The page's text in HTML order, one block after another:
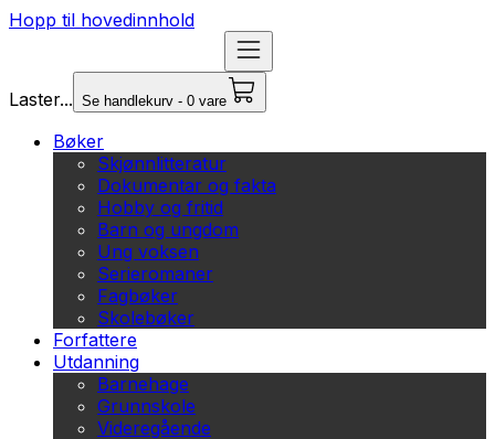
Hopp til hovedinnhold
Laster... Se handlekurv - 0 vare
Bøker
Skjønnlitteratur
Dokumentar og fakta
Hobby og fritid
Barn og ungdom
Ung voksen
Serieromaner
Fagbøker
Skolebøker
Forfattere
Utdanning
Barnehage
Grunnskole
Videregående